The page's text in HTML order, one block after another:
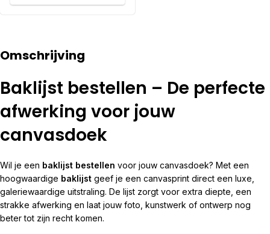
Omschrijving
Baklijst bestellen – De perfecte
afwerking voor jouw
canvasdoek
Wil je een baklijst bestellen voor jouw canvasdoek? Met een
hoogwaardige baklijst geef je een canvasprint direct een luxe,
galeriewaardige uitstraling. De lijst zorgt voor extra diepte, een
strakke afwerking en laat jouw foto, kunstwerk of ontwerp nog
beter tot zijn recht komen.